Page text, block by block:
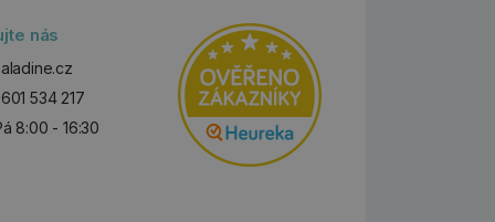
nás
534 217
8:00 - 16:30